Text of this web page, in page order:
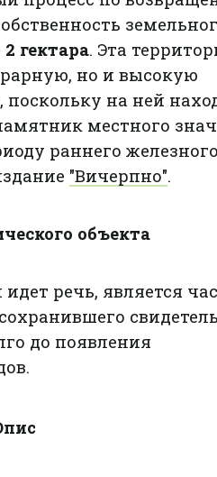
2 гектара. Эта
но и высокую
на ней
местного
раннего
"Вичерпно".
объекта
речь, является
до появления